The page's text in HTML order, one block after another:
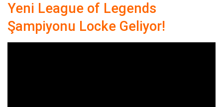
Yeni League of Legends
Şampiyonu Locke Geliyor!